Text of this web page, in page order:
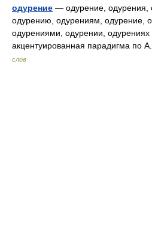
одурение — одурение, одурения,
одурению, одурениям, одурение,
одурениями, одурении,
акцентуированная парадигма по
слов